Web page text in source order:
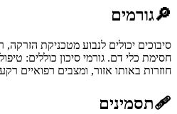
🔎גורמים
סיבוכים יכולים לנבוע מטכניקת הזרקה,
חסימת כלי דם. גורמי סיכון כוללים:
חוזרות באותו אזור, ומצבים רפואיים
🩹תסמינים